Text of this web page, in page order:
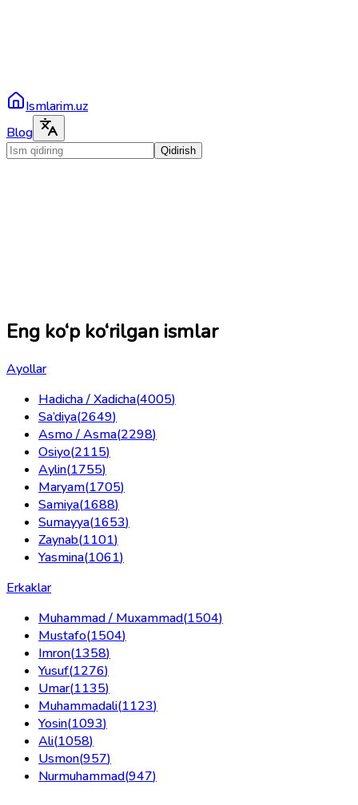
Ismlarim.uz
Blog
Qidirish
Eng ko‘p ko‘rilgan ismlar
Ayollar
Hadicha / Xadicha(4005)
Sa’diya(2649)
Asmo / Asma(2298)
Osiyo(2115)
Aylin(1755)
Maryam(1705)
Samiya(1688)
Sumayya(1653)
Zaynab(1101)
Yasmina(1061)
Erkaklar
Muhammad / Muxammad(1504)
Mustafo(1504)
Imron(1358)
Yusuf(1276)
Umar(1135)
Muhammadali(1123)
Yosin(1093)
Ali(1058)
Usmon(957)
Nurmuhammad(947)